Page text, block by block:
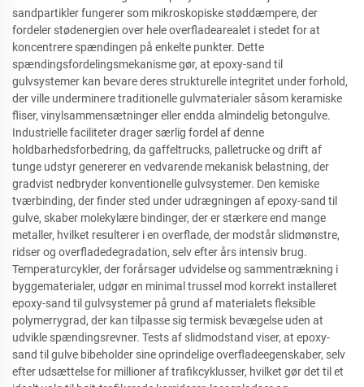
sandpartikler fungerer som mikroskopiske støddæmpere, der
fordeler stødenergien over hele overfladearealet i stedet for at
koncentrere spændingen på enkelte punkter. Dette
spændingsfordelingsmekanisme gør, at epoxy-sand til
gulvsystemer kan bevare deres strukturelle integritet under forhold,
der ville underminere traditionelle gulvmaterialer såsom keramiske
fliser, vinylsammensætninger eller endda almindelig betongulve.
Industrielle faciliteter drager særlig fordel af denne
holdbarhedsforbedring, da gaffeltrucks, palletrucke og drift af
tunge udstyr genererer en vedvarende mekanisk belastning, der
gradvist nedbryder konventionelle gulvsystemer. Den kemiske
tværbinding, der finder sted under udrægningen af epoxy-sand til
gulve, skaber molekylære bindinger, der er stærkere end mange
metaller, hvilket resulterer i en overflade, der modstår slidmønstre,
ridser og overfladedegradation, selv efter års intensiv brug.
Temperaturcykler, der forårsager udvidelse og sammentrækning i
byggematerialer, udgør en minimal trussel mod korrekt installeret
epoxy-sand til gulvsystemer på grund af materialets fleksible
polymerrygrad, der kan tilpasse sig termisk bevægelse uden at
udvikle spændingsrevner. Tests af slidmodstand viser, at epoxy-
sand til gulve bibeholder sine oprindelige overfladeegenskaber, selv
efter udsættelse for millioner af trafikcyklusser, hvilket gør det til et